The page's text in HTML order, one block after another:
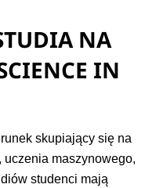
NA
IN
skupiający się na
uczenia maszynowego,
studenci mają